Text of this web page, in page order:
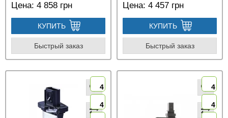
Цена: 4 858 грн
КУПИТЬ
Быстрый заказ
Цена: 4 457 грн
КУПИТЬ
Быстрый заказ
4
4
4
4